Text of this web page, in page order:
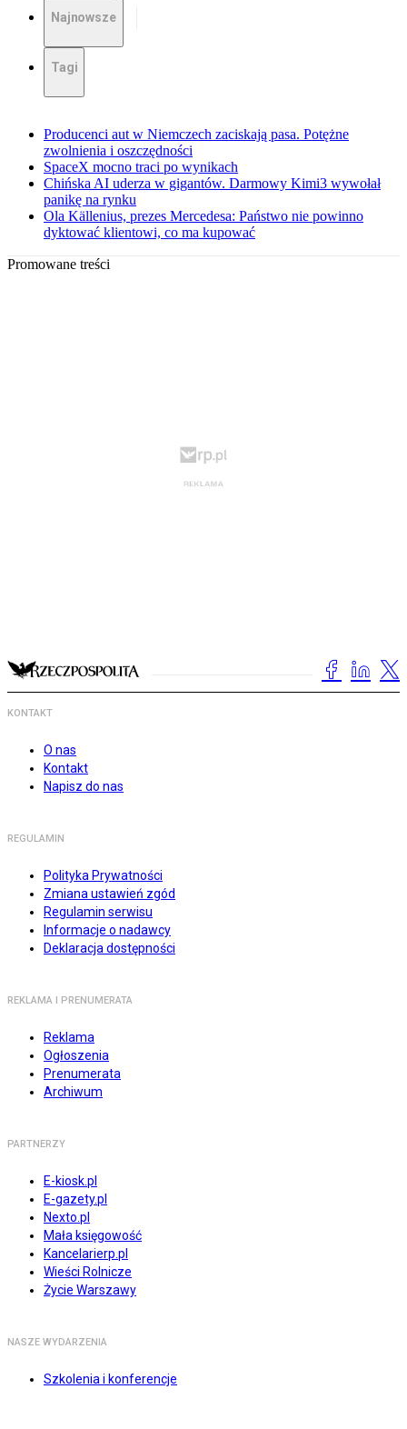
Najnowsze
Tagi
Producenci aut w Niemczech zaciskają pasa. Potężne
zwolnienia i oszczędności
SpaceX mocno traci po wynikach
Chińska AI uderza w gigantów. Darmowy Kimi3 wywołał
panikę na rynku
Ola Källenius, prezes Mercedesa: Państwo nie powinno
dyktować klientowi, co ma kupować
Promowane treści
KONTAKT
O nas
Kontakt
Napisz do nas
REGULAMIN
Polityka Prywatności
Zmiana ustawień zgód
Regulamin serwisu
Informacje o nadawcy
Deklaracja dostępności
REKLAMA I PRENUMERATA
Reklama
Ogłoszenia
Prenumerata
Archiwum
PARTNERZY
E-kiosk.pl
E-gazety.pl
Nexto.pl
Mała księgowość
Kancelarierp.pl
Wieści Rolnicze
Życie Warszawy
NASZE WYDARZENIA
Szkolenia i konferencje